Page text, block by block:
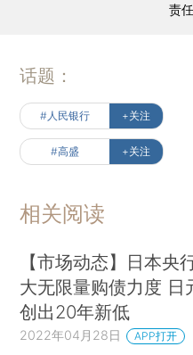
责
话题：
#人民银行 +关注
#高盛 +关注
相关阅读
【市场动态】日本央
大无限量购债力度 日
创出20年新低
2022年04月28日 APP打开